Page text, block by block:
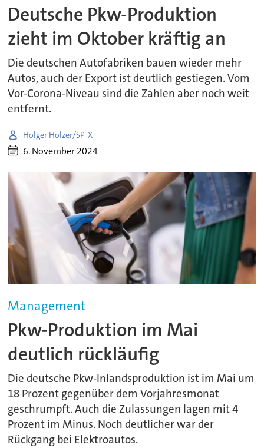
Deutsche Pkw-Produktion
zieht im Oktober kräftig an
Die deutschen Autofabriken bauen wieder mehr
Autos, auch der Export ist deutlich gestiegen. Vom
Vor-Corona-Niveau sind die Zahlen aber noch weit
entfernt.
Holger Holzer/SP-X
6. November 2024
Management
Pkw-Produktion im Mai
deutlich rückläufig
Die deutsche Pkw-Inlandsproduktion ist im Mai um
18 Prozent gegenüber dem Vorjahresmonat
geschrumpft. Auch die Zulassungen lagen mit 4
Prozent im Minus. Noch deutlicher war der
Rückgang bei Elektroautos.